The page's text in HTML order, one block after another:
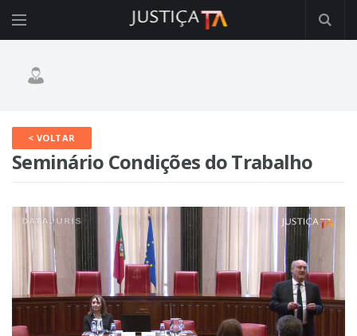
< VOLTAR
Seminário Condições do Trabalho